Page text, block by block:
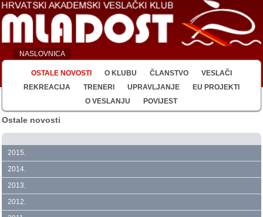
NASLOVNICA
OSTALE NOVOSTI O KLUBU ČLANSTVO
VESLAČI
REKREACIJA
TRENERI UPRAVLJANJE
EU PROJEKTI
O VESLANJU
POVIJEST
Ostale novosti
2015.
2014.
2013.
2012.